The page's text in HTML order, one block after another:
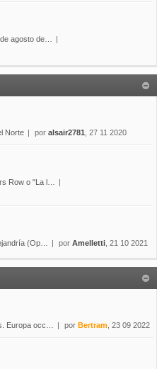
agosto de…
Norte por alsair2781 , 27 11 2020
Row o "La l…
(Op… por Amelletti , 21 10 2021
Europa occ… por Bertram , 23 09 2022